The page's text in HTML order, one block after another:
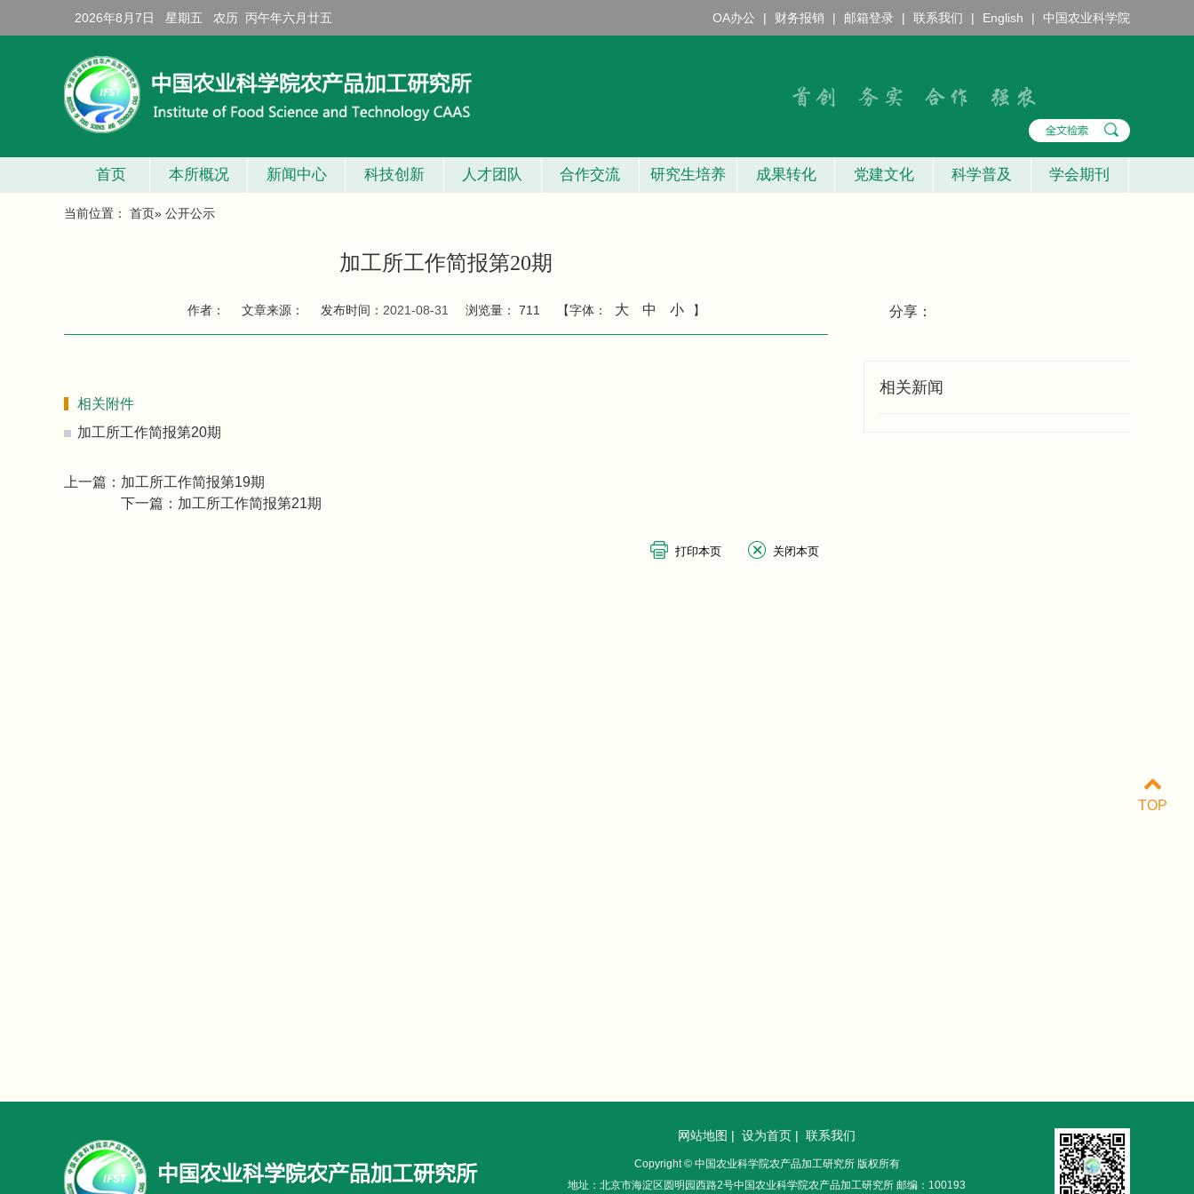
OA办公 | 财务报销 | 邮箱登录 | 联系我们 | English | 中国农业科学院
2026年8月7日 星期五 农历 丙午年六月廿五
首页 本所概况 新闻中心 科技创新 人才团队 合作交流 研究生培养 成果转化 党建文化 科学普及 学会期刊
当前位置： 首页» 公开公示
加工所工作简报第20期
作者： 文章来源： 发布时间： 2021-08-31 浏览量： 711 【字体： 大 中 小 】
相关附件
加工所工作简报第20期
上一篇： 加工所工作简报第19期
下一篇： 加工所工作简报第21期
分享：
相关新闻
网站地图 | 设为首页 | 联系我们
Copyright © 中国农业科学院农产品加工研究所 版权所有
地址：北京市海淀区圆明园西路2号中国农业科学院农产品加工研究所 邮编：100193
TOP